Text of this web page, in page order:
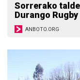
Sorrerako
Durango
ANBOTO.ORG